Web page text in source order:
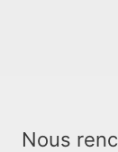
Nous